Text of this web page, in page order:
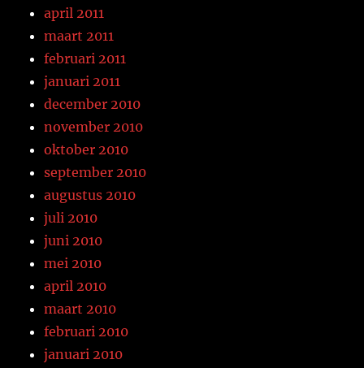
april 2011
maart 2011
februari 2011
januari 2011
december 2010
november 2010
oktober 2010
september 2010
augustus 2010
juli 2010
juni 2010
mei 2010
april 2010
maart 2010
februari 2010
januari 2010